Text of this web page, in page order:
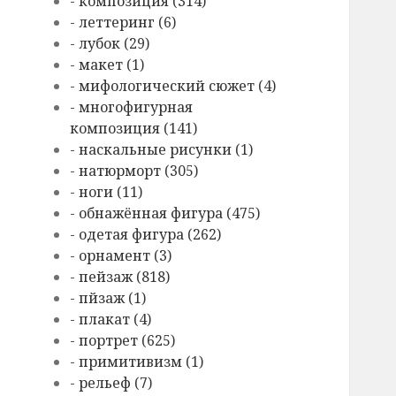
- леттеринг (6)
- лубок (29)
- макет (1)
- мифологический сюжет (4)
- многофигурная
композиция (141)
- наскальные рисунки (1)
- натюрморт (305)
- ноги (11)
- обнажённая фигура (475)
- одетая фигура (262)
- орнамент (3)
- пейзаж (818)
- пйзаж (1)
- плакат (4)
- портрет (625)
- примитивизм (1)
- рельеф (7)